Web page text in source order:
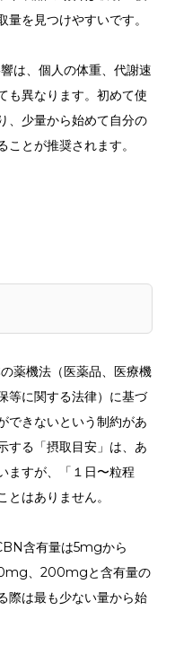
を見つけやすいです。
は、個人の体重、代謝速
も異なります。初めて使
、少量から始めて自分の
とが推奨されます。
薬機法（医薬品、医療機
等に関する法律）に基づ
できないという制約があ
する「摂取目安」は、あ
ますが、「１日〜粒程
はありません。
含有量は5mgから
、200mgと含有量の
際は最も少ない量から始